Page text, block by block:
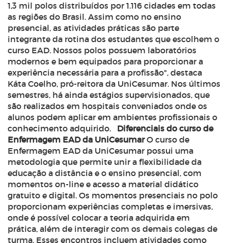
1,3 mil polos distribuídos por 1.116 cidades em todas
as regiões do Brasil. Assim como no ensino
presencial, as atividades práticas são parte
integrante da rotina dos estudantes que escolhem o
curso EAD. Nossos polos possuem laboratórios
modernos e bem equipados para proporcionar a
experiência necessária para a profissão", destaca
Káta Coelho, pró-reitora da UniCesumar. Nos últimos
semestres, há ainda estágios supervisionados, que
são realizados em hospitais conveniados onde os
alunos podem aplicar em ambientes profissionais o
conhecimento adquirido. Diferenciais do curso de
Enfermagem EAD da UniCesumarO curso de
Enfermagem EAD da UniCesumar possui uma
metodologia que permite unir a flexibilidade da
educação a distância e o ensino presencial, com
momentos on-line e acesso a material didático
gratuito e digital. Os momentos presenciais no polo
proporcionam experiências completas e imersivas,
onde é possível colocar a teoria adquirida em
prática, além de interagir com os demais colegas de
turma. Esses encontros incluem atividades como